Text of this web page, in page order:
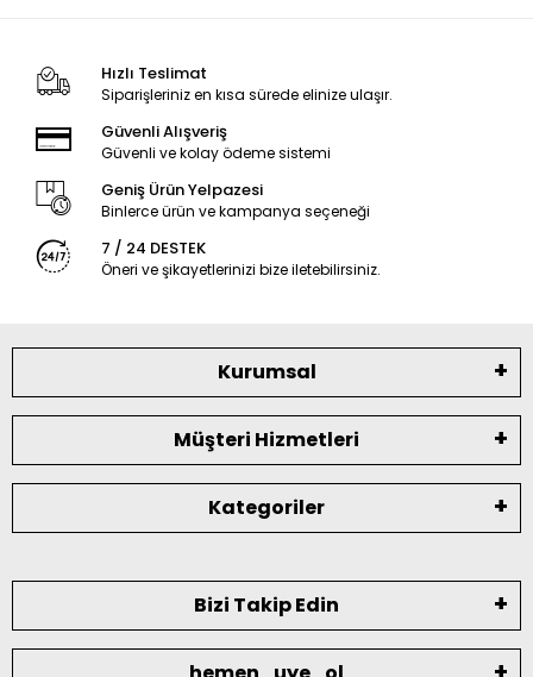
Hızlı Teslimat
Siparişleriniz en kısa sürede elinize ulaşır.
Güvenli Alışveriş
Güvenli ve kolay ödeme sistemi
Geniş Ürün Yelpazesi
Binlerce ürün ve kampanya seçeneği
7 / 24 DESTEK
Öneri ve şikayetlerinizi bize iletebilirsiniz.
Kurumsal
Müşteri Hizmetleri
Kategoriler
Bizi Takip Edin